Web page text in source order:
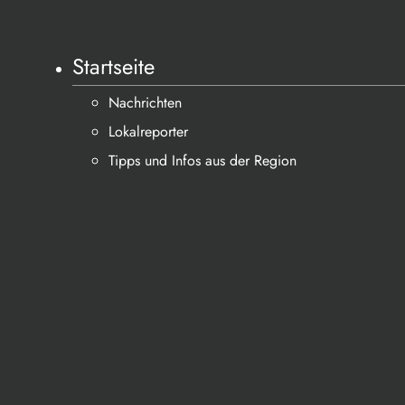
Startseite
Nachrichten
Lokalreporter
Tipps und Infos aus der Region